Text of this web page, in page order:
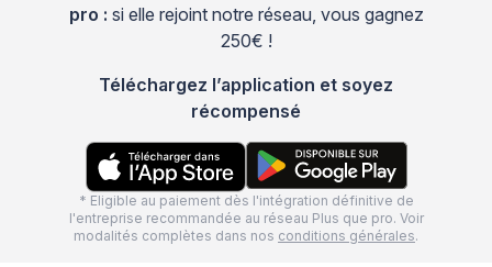
pro : si elle rejoint notre réseau, vous gagnez
250€ !
Téléchargez l’application et soyez
récompensé
* Eligible au paiement dès l'intégration définitive de
l'entreprise recommandée au réseau Plus que pro. Voir
modalités complètes dans nos conditions générales.